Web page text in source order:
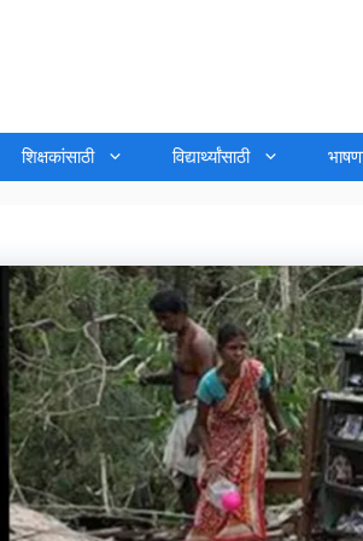
शिक्षकांसाठी विद्यार्थ्यांसाठी